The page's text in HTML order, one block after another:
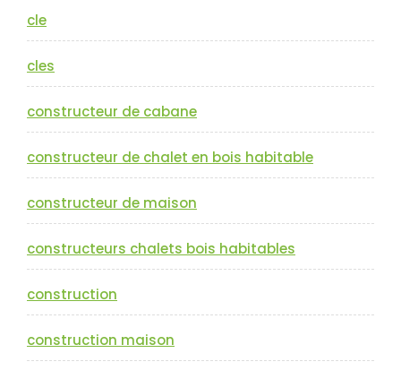
cle
cles
constructeur de cabane
constructeur de chalet en bois habitable
constructeur de maison
constructeurs chalets bois habitables
construction
construction maison